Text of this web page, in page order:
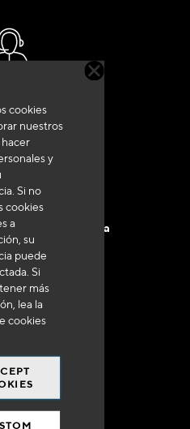
cookies
nuestros
hacer
y
Si no
cookies
a
su
puede
Si
más
lea la
cookies
62 22 Pulse 1
horas en Francia
euros*